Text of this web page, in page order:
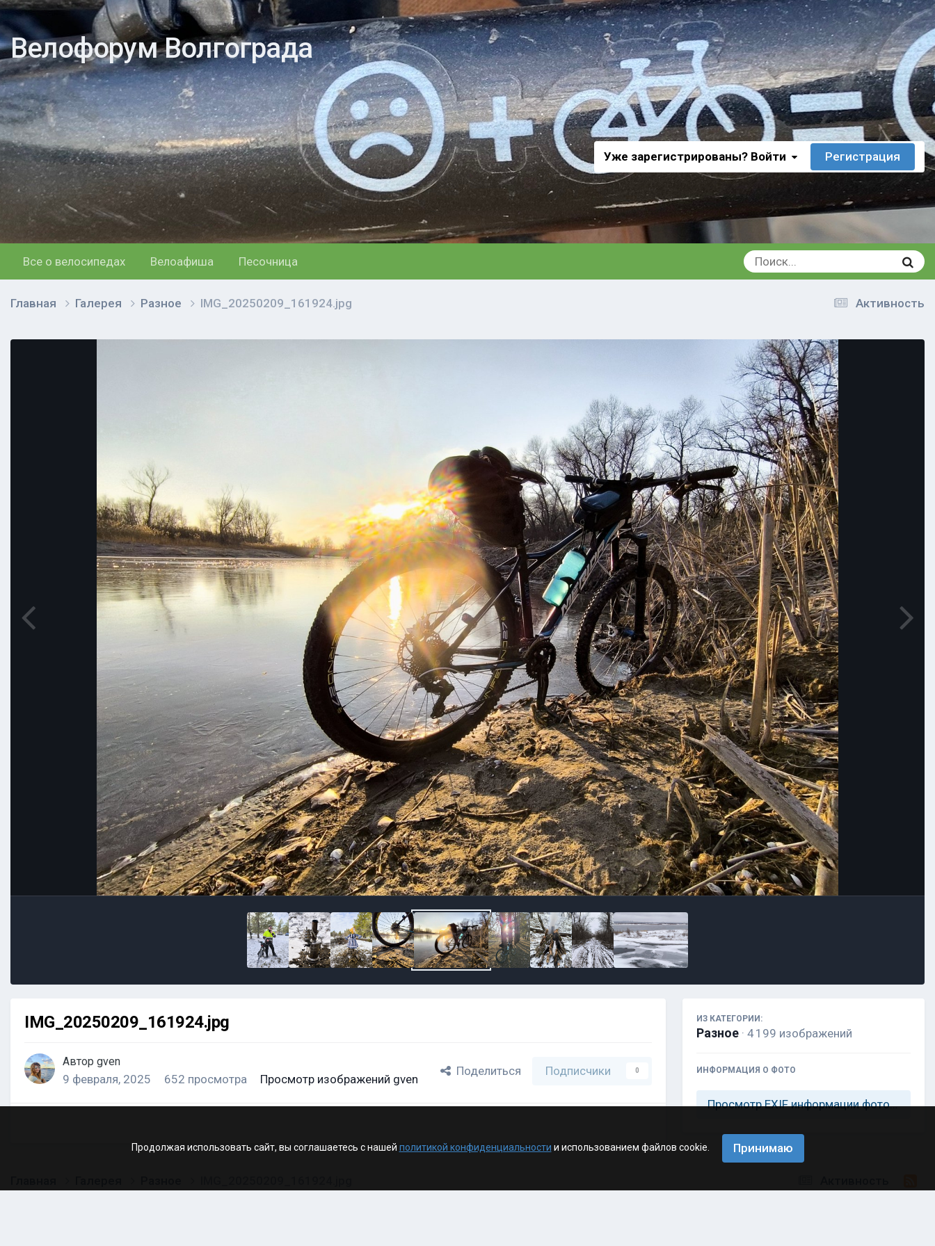
Велофорум Волгограда
Уже зарегистрированы? Войти Регистрация
Все о велосипедах Велоафиша Песочница
Активность
Главная Галерея Разное IMG_20250209_161924.jpg
IMG_20250209_161924.jpg
Автор gven
9 февраля, 2025 652 просмотра Просмотр изображений gven
Поделиться Подписчики 0
ИЗ КАТЕГОРИИ:
Разное · 4 199 изображений
ИНФОРМАЦИЯ О ФОТО
Просмотр EXIF информации фотографии
Продолжая использовать сайт, вы соглашаетесь с нашей политикой конфиденциальности и использованием файлов cookie. Принимаю